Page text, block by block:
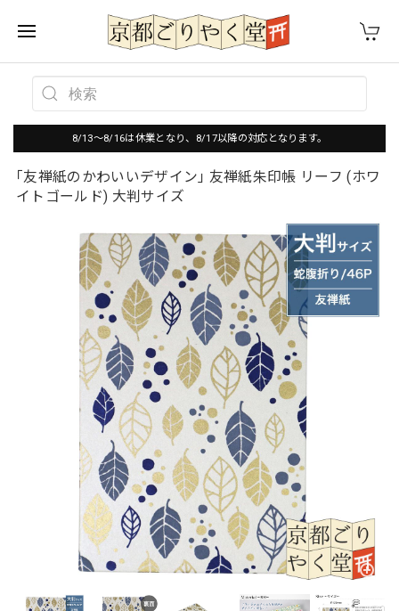
8/13～8/16は休業となり、8/17以降の対応となります。
｢友禅紙のかわいいデザイン｣ 友禅紙朱印帳 リーフ (ホワ
イトゴールド) 大判サイズ